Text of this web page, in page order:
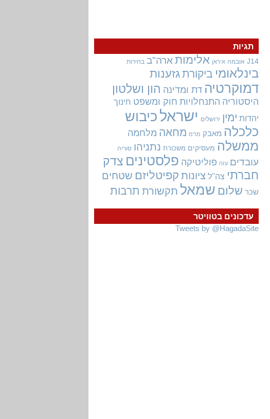
עדכונים בטוויטר
Tweets by @HagadaSite
תגיות
J14 אובמה איראן אלימות ארה"ב בחירות
בינלאומי ביקורתגזענות
דמוקרטיה דת ומדינה הון ושלטון
היסטוריה התנחלויות חוק ומשפט חינוך
יהדות ימין ירושלים ישראל כיבוש
כלכלה מאבק מו"מ מחאה מלחמה
ממשלה מעסיקים משכורת נתניהו סוריה
עובדים עזה פוליטיקה פלסטינים צדק
חברתי צה"ל ציונות קפיטליזם שטחים
שכר שלום שמאל תקשורת תרבות